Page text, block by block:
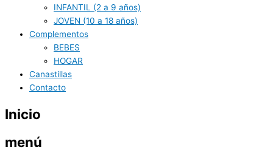
INFANTIL (2 a 9 años)
JOVEN (10 a 18 años)
Complementos
BEBES
HOGAR
Canastillas
Contacto
Inicio
menú